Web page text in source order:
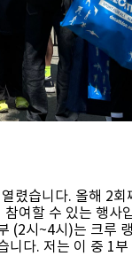
렸습니다. 올해 2회
여할 수 있는 행사
(2시~4시)는 크루
다. 저는 이 중 1